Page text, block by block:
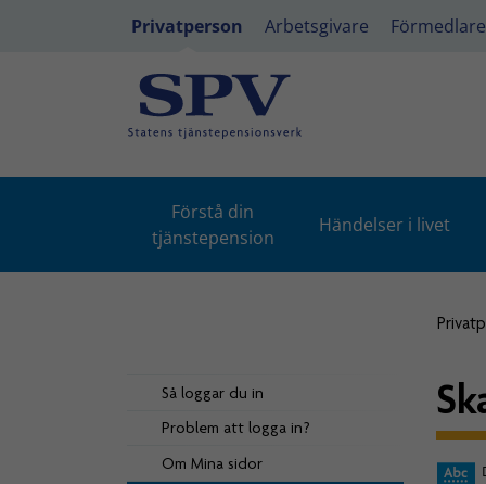
Privatperson Arbetsgivare Förmedlare
Förstå din
tjänstepension
Händelser i livet
Så loggar du in
Problem att logga in?
Om Mina sidor